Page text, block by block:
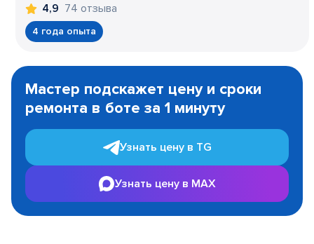
4,9 74 отзыва
4 года опыта
1
Мастер подскажет цену и сроки
ремонта в боте за 1 минуту
Узнать цену в TG
Узнать цену в MAX